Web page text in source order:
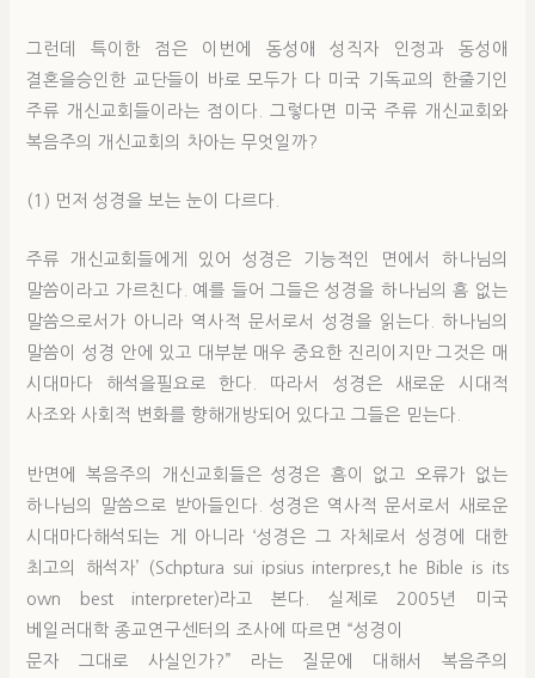
그런데 특이한 점은 이번에 동성애 성직자 인정과 동성애
결혼을승인한 교단들이 바로 모두가 다 미국 기독교의 한줄기인
주류 개신교회들이라는 점이다. 그렇다면 미국 주류 개신교회와
복음주의 개신교회의 차아는 무엇일까?
(1) 먼저 성경을 보는 눈이 다르다.
주류 개신교회들에게 있어 성경은 기능적인 면에서 하나님의
말씀이라고 가르친다. 예를 들어 그들은 성경을 하나님의 흠 없는
말씀으로서가 아니라 역사적 문서로서 성경을 읽는다. 하나님의
말씀이 성경 안에 있고 대부분 매우 중요한 진리이지만 그것은 매
시대마다 해석을필요로 한다. 따라서 성경은 새로운 시대적
사조와 사회적 변화를 향해개방되어 있다고 그들은 믿는다.
반면에 복음주의 개신교회들은 성경은 흠이 없고 오류가 없는
하나님의 말씀으로 받아들인다. 성경은 역사적 문서로서 새로운
시대마다해석되는 게 아니라 ‘성경은 그 자체로서 성경에 대한
최고의 해석자’ (Schptura sui ipsius interpres,t he Bible is its
own best interpreter)라고 본다. 실제로 2005년 미국
베일러대학 종교연구센터의 조사에 따르면 “성경이
문자 그대로 사실인가?” 라는 질문에 대해서 복음주의